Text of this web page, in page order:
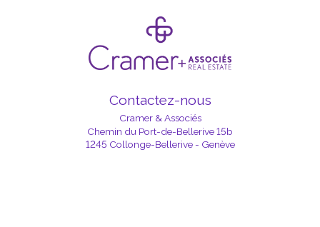
Contactez-nous
Cramer & Associés
Chemin du Port-de-Bellerive 15b
1245 Collonge-Bellerive - Genève